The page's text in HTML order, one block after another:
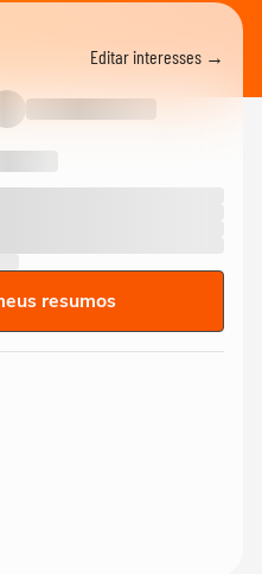
Editar interesses →
resumos